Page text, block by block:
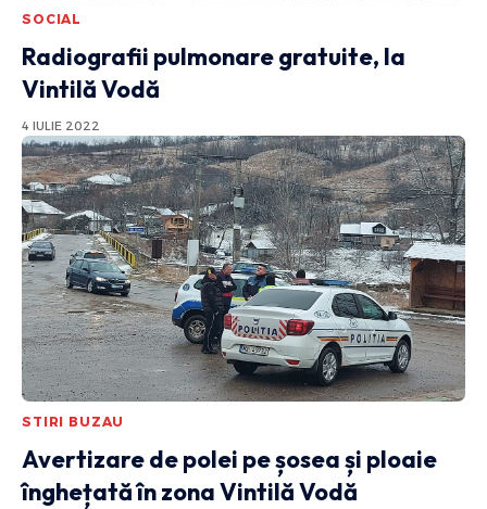
SOCIAL
Radiografii pulmonare gratuite, la
Vintilă Vodă
4 IULIE 2022
STIRI BUZAU
Avertizare de polei pe șosea și ploaie
înghețată în zona Vintilă Vodă